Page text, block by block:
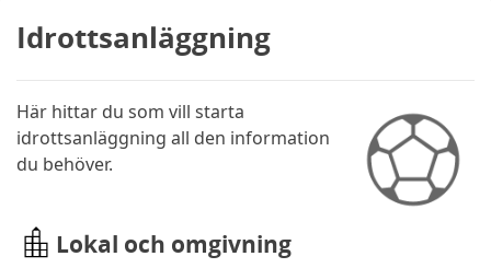
Idrottsanläggning
Här hittar du som vill starta
idrottsanläggning all den information
du behöver.
Lokal och omgivning